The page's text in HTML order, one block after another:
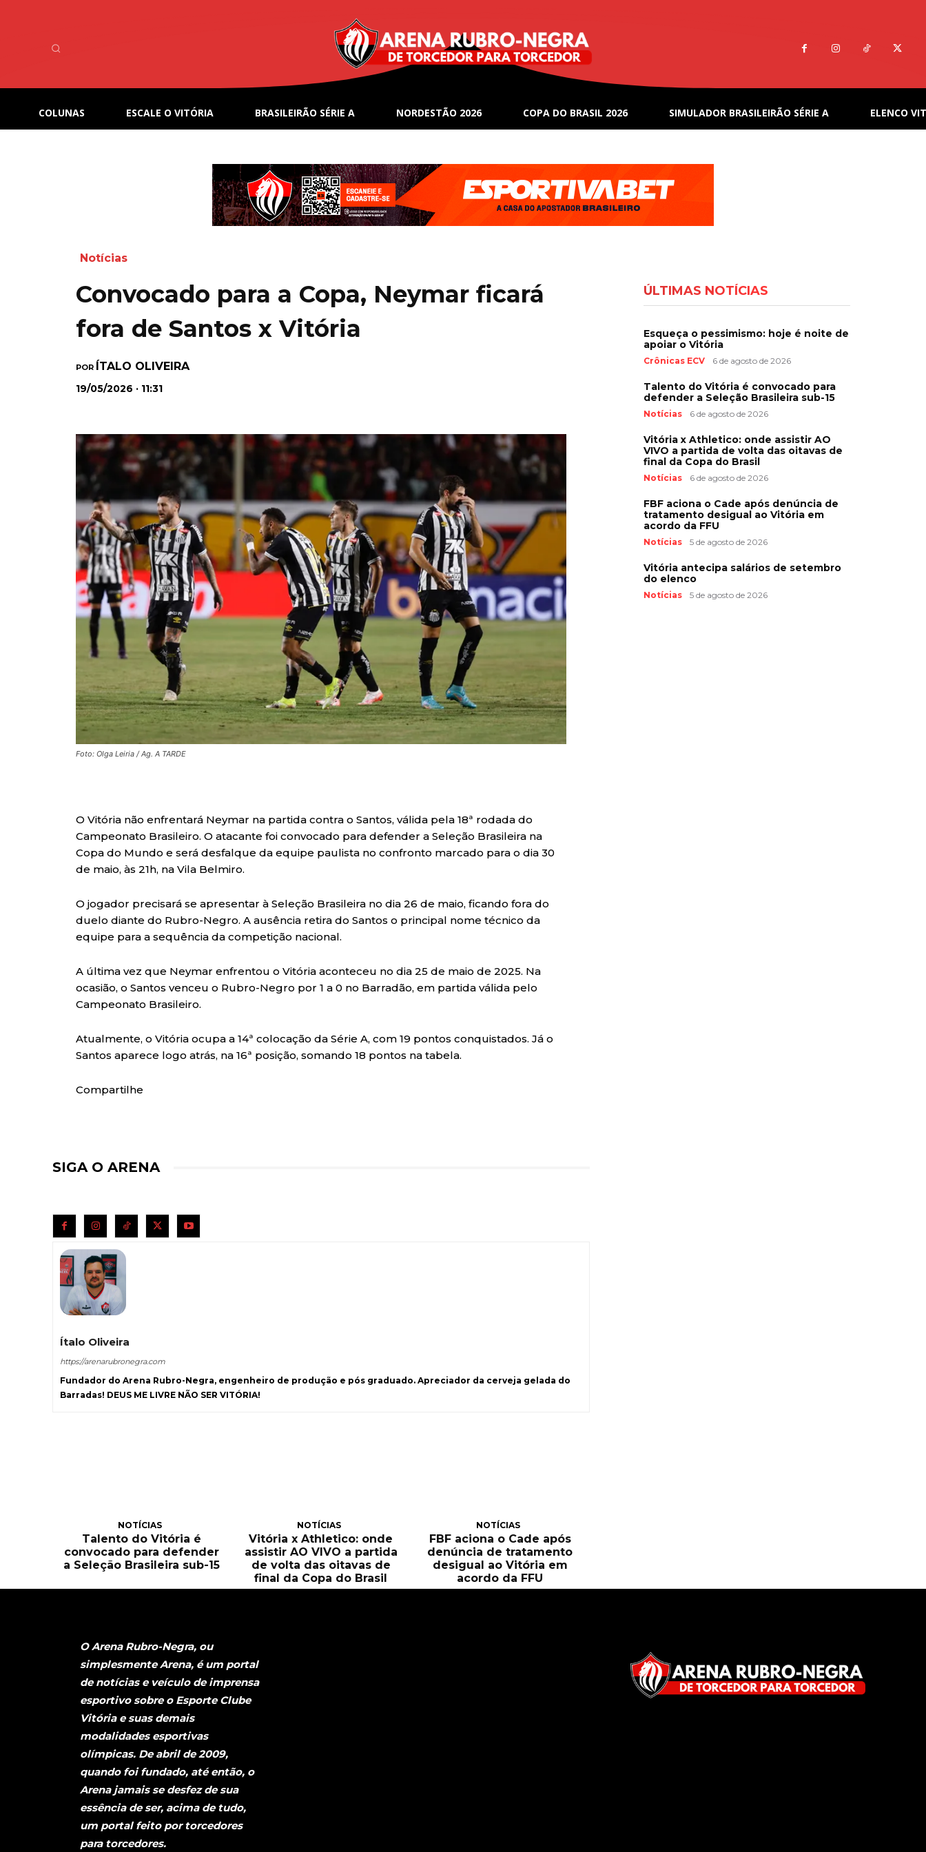
COLUNAS ESCALE O VITÓRIA BRASILEIRÃO SÉRIE A NORDESTÃO 2026 COPA DO BRASIL 2026 SIMULADOR BRASILEIRÃO SÉRIE A ELENCO
Notícias
Convocado para a Copa, Neymar ficará
fora de Santos x Vitória
POR ÍTALO OLIVEIRA
19/05/2026 · 11:31
Foto: Olga Leiria / Ag. A TARDE
O Vitória não enfrentará Neymar na partida contra o Santos, válida pela 18ª rodada do
Campeonato Brasileiro. O atacante foi convocado para defender a Seleção Brasileira na
Copa do Mundo e será desfalque da equipe paulista no confronto marcado para o dia 30
de maio, às 21h, na Vila Belmiro.
O jogador precisará se apresentar à Seleção Brasileira no dia 26 de maio, ficando fora do
duelo diante do Rubro-Negro. A ausência retira do Santos o principal nome técnico da
equipe para a sequência da competição nacional.
A última vez que Neymar enfrentou o Vitória aconteceu no dia 25 de maio de 2025. Na
ocasião, o Santos venceu o Rubro-Negro por 1 a 0 no Barradão, em partida válida pelo
Campeonato Brasileiro.
Atualmente, o Vitória ocupa a 14ª colocação da Série A, com 19 pontos conquistados. Já o
Santos aparece logo atrás, na 16ª posição, somando 18 pontos na tabela.
Compartilhe
SIGA O ARENA
Ítalo Oliveira
https://arenarubronegra.com
Fundador do Arena Rubro-Negra, engenheiro de produção e pós graduado. Apreciador da cerveja gelada do
Barradas! DEUS ME LIVRE NÃO SER VITÓRIA!
NOTÍCIAS
Talento do Vitória é
convocado para defender
a Seleção Brasileira sub-15
NOTÍCIAS
Vitória x Athletico: onde
assistir AO VIVO a partida
de volta das oitavas de
final da Copa do Brasil
NOTÍCIAS
FBF aciona o Cade após
denúncia de tratamento
desigual ao Vitória em
acordo da FFU
ÚLTIMAS NOTÍCIAS
Esqueça o pessimismo: hoje é noite de
apoiar o Vitória
Crônicas ECV 6 de agosto de 2026
Talento do Vitória é convocado para
defender a Seleção Brasileira sub-15
Notícias 6 de agosto de 2026
Vitória x Athletico: onde assistir AO
VIVO a partida de volta das oitavas de
final da Copa do Brasil
Notícias 6 de agosto de 2026
FBF aciona o Cade após denúncia de
tratamento desigual ao Vitória em
acordo da FFU
Notícias 5 de agosto de 2026
Vitória antecipa salários de setembro
do elenco
Notícias 5 de agosto de 2026
O Arena Rubro-Negra, ou
simplesmente Arena, é um portal
de notícias e veículo de imprensa
esportivo sobre o Esporte Clube
Vitória e suas demais
modalidades esportivas
olímpicas. De abril de 2009,
quando foi fundado, até então, o
Arena jamais se desfez de sua
essência de ser, acima de tudo,
um portal feito por torcedores
para torcedores.